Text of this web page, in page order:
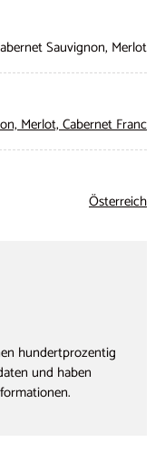
Sauvignon, Merlot
Merlot,Cabernet Franc
Österreich
hundertprozentig
und haben